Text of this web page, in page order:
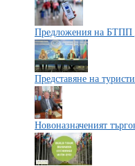
Предложения на БТПП
Представяне на
Новоназначеният